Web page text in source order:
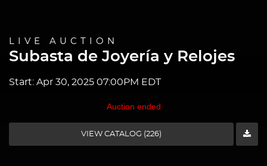
LIVE AUCTION
Subasta de Joyería y Relojes
Start: Apr 30, 2025 07:00PM EDT
Auction ended
VIEW CATALOG (226)